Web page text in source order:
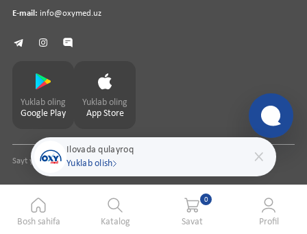
Ilovada qulayroq
Yuklab olish
E-mail: info@oxymed.uz
Yuklab oling
Google Play
Yuklab oling
App Store
Sayt yaratuvchipharmit.uz
Bosh sahifa Katalog
0
Savat Profil